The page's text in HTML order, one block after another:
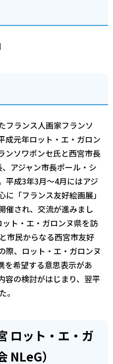
フランス人画家フランソ
成元年ロット・エ・ガロン
ンソワポンセ氏と西宮市長
アジャン市長ポール・シ
平成3年3月～4月にはアジ
「フランス友好絵画展」
催され、交流が進みまし
ト・エ・ガロンヌ県を訪
市民からなる西宮市友好
際、ロット・エ・ガロンヌ
を希望する意思表示があ
容の検討がはじまり、翌平
。
ロット・エ・ガ
NLeG）